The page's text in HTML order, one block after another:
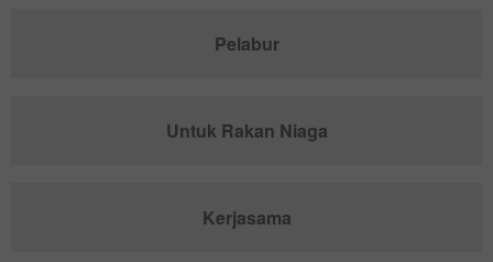
Pelabur
Untuk Rakan Niaga
Kerjasama